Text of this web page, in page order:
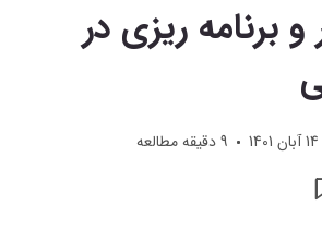
و برنامه ریزی در
14 آبان 1401 9دقیقه مطالعه